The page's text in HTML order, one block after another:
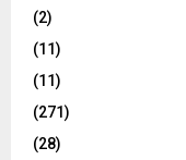
(2)
(11)
(11)
(271)
(28)